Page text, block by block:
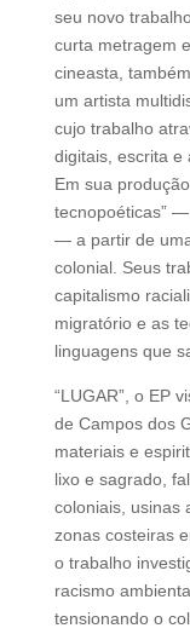
seu novo
curta metragem
cineasta,
um artista
cujo trabalho
digitais, escrita e
Em sua
tecnopoéticas”
— a partir de
colonial. Seus
capitalismo
migratório e as
linguagens que
“LUGAR”, o EP
de Campos dos
materiais e
lixo e sagrado,
coloniais, usinas
zonas costeiras
o trabalho
racismo
tensionando o